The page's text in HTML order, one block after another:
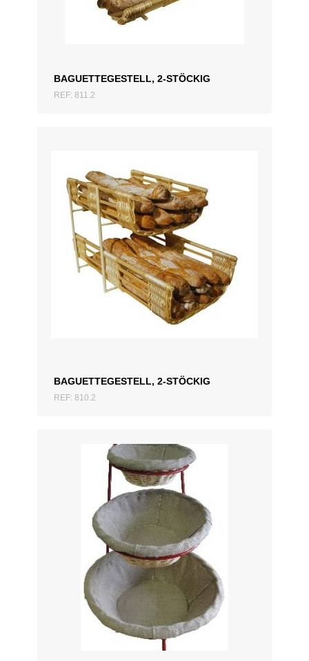
BAGUETTEGESTELL, 2-STÖCKIG
REF: 811.2
BAGUETTEGESTELL, 2-STÖCKIG
REF: 810.2
ZUM ANGEBOT HINZUFÜGEN
ZUM ANGEBOT HINZUFÜGEN